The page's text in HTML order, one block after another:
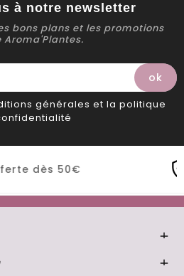
à notre newsletter
bons plans et les promotions
Aroma'Plantes.
générales et la politique
Distillerie Bio artisanale de

